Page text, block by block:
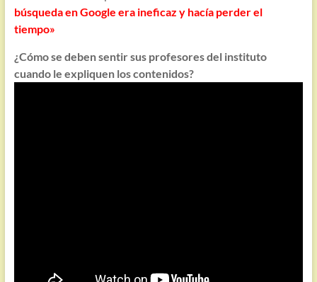
búsqueda en Google era ineficaz y hacía perder el
tiempo»
¿Cómo se deben sentir sus profesores del instituto
cuando le expliquen los contenidos?